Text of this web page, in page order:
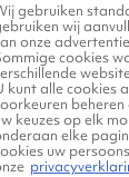
gebruiken
wij
onze
cookies
kunt alle cookies
keuzes op elk
elke
uw